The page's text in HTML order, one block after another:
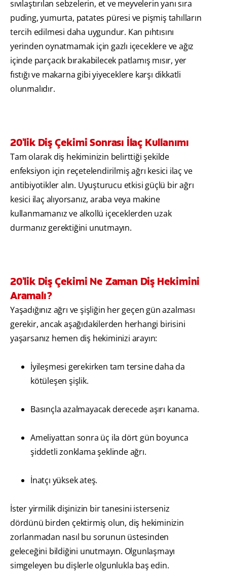
sıvılaştırılan sebzelerin, et ve meyvelerin yanı sıra
puding, yumurta, patates püresi ve pişmiş tahılların
tercih edilmesi daha uygundur. Kan pıhtısını
yerinden oynatmamak için gazlı içeceklere ve ağız
içinde parçacık bırakabilecek patlamış mısır, yer
fıstığı ve makarna gibi yiyeceklere karşı dikkatli
olunmalıdır.
20'lik Diş Çekimi Sonrası İlaç Kullanımı
Tam olarak diş hekiminizin belirttiği şekilde
enfeksiyon için reçetelendirilmiş ağrı kesici ilaç ve
antibiyotikler alın. Uyuşturucu etkisi güçlü bir ağrı
kesici ilaç alıyorsanız, araba veya makine
kullanmamanız ve alkollü içeceklerden uzak
durmanız gerektiğini unutmayın.
20'lik Diş Çekimi Ne Zaman Diş Hekimini
Aramalı?
Yaşadığınız ağrı ve şişliğin her geçen gün azalması
gerekir, ancak aşağıdakilerden herhangi birisini
yaşarsanız hemen diş hekiminizi arayın:
İyileşmesi gerekirken tam tersine daha da
kötüleşen şişlik.
Basınçla azalmayacak derecede aşırı kanama.
Ameliyattan sonra üç ila dört gün boyunca
şiddetli zonklama şeklinde ağrı.
İnatçı yüksek ateş.
İster yirmilik dişinizin bir tanesini isterseniz
dördünü birden çektirmiş olun, diş hekiminizin
zorlanmadan nasıl bu sorunun üstesinden
geleceğini bildiğini unutmayın. Olgunlaşmayı
simgeleyen bu dişlerle olgunlukla baş edin.